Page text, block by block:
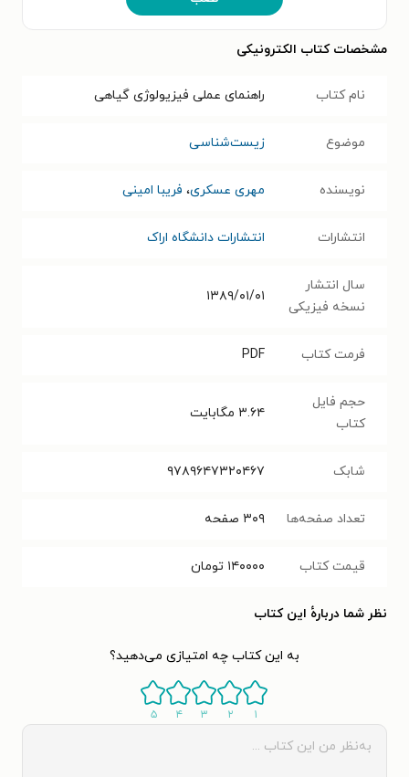
مشخصات کتاب الکترونیکی
نام کتاب راهنمای عملی فیزیولوژی گیاهی
موضوع زیست‌شناسی
نویسنده مهری عسکری، فریبا امینی
انتشارات انتشارات دانشگاه اراک
سال انتشار
نسخه فیزیکی
۱۳۸۹/۰۱/۰۱
فرمت کتاب PDF
حجم فایل
کتاب
۳.۶۴ مگابایت
شابک ۹۷۸۹۶۴۷۳۲۰۴۶۷
تعداد صفحه‌ها ۳۰۹ صفحه
قیمت کتاب ۱۴۰۰۰۰ تومان
نظر شما دربارهٔ این کتاب
به این کتاب چه امتیازی می‌دهید؟
۱ ۲ ۳ ۴ ۵